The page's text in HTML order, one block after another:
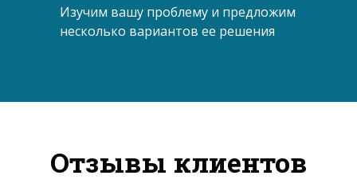
Изучим вашу проблему и предложим
несколько вариантов ее решения
Отзывы клиентов